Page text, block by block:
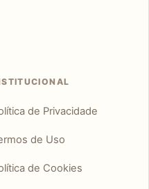
de Privacidade
de Uso
de Cookies